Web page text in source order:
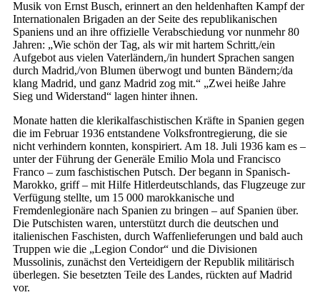
Musik von Ernst Busch, erinnert an den heldenhaften Kampf der
Internationalen Brigaden an der Seite des republikanischen
Spaniens und an ihre offizielle Verabschiedung vor nunmehr 80
Jahren: „Wie schön der Tag, als wir mit hartem Schritt,/ein
Aufgebot aus vielen Vaterländern,/in hundert Sprachen sangen
durch Madrid,/von Blumen überwogt und bunten Bändern;/da
klang Madrid, und ganz Madrid zog mit.“ „Zwei heiße Jahre
Sieg und Widerstand“ lagen hinter ihnen.
Monate hatten die klerikalfaschistischen Kräfte in Spanien gegen
die im Februar 1936 entstandene Volksfrontregierung, die sie
nicht verhindern konnten, konspiriert. Am 18. Juli 1936 kam es –
unter der Führung der Generäle Emilio Mola und Francisco
Franco – zum faschistischen Putsch. Der begann in Spanisch-
Marokko, griff – mit Hilfe Hitlerdeutschlands, das Flugzeuge zur
Verfügung stellte, um 15 000 marokkanische und
Fremdenlegionäre nach Spanien zu bringen – auf Spanien über.
Die Putschisten waren, unterstützt durch die deutschen und
italienischen Faschisten, durch Waffenlieferungen und bald auch
Truppen wie die „Legion Condor“ und die Divisionen
Mussolinis, zunächst den Verteidigern der Republik militärisch
überlegen. Sie besetzten Teile des Landes, rückten auf Madrid
vor.